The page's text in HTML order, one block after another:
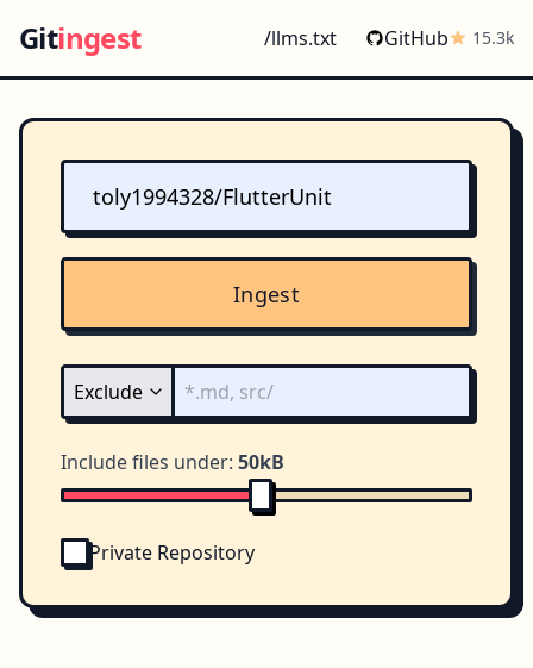
Gitingest /llms.txt GitHub 15.3k
Ingest
Include files under: 50kB
Private Repository